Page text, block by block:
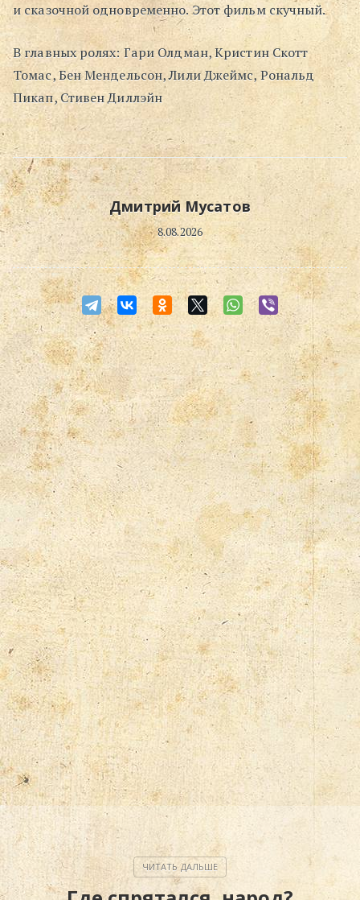
и сказочной одновременно. Этот фильм скучный.
В главных ролях: Гари Олдман, Кристин Скотт
Томас, Бен Мендельсон, Лили Джеймс, Рональд
Пикап, Стивен Диллэйн
Дмитрий Мусатов
8.08.2026